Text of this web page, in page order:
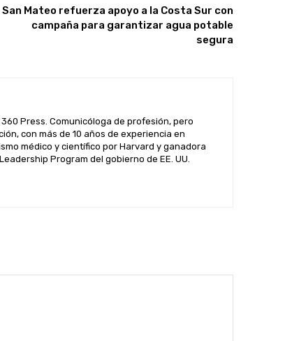
San Mateo refuerza apoyo a la Costa Sur con
campaña para garantizar agua potable
segura
Press. Comunicóloga de profesión, pero
con más de 10 años de experiencia en
médico y científico por Harvard y ganadora
Program del gobierno de EE. UU.